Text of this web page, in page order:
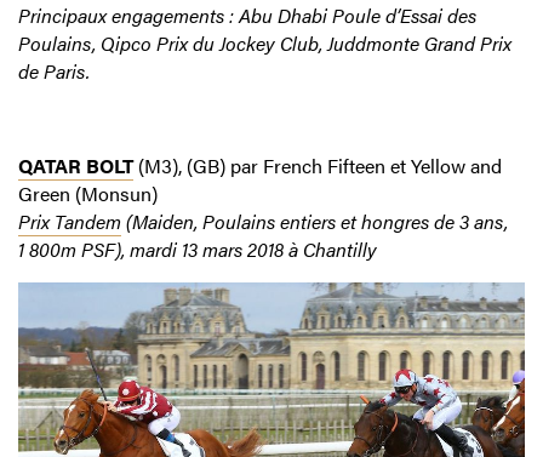
Principaux engagements : Abu Dhabi Poule d’Essai des
Poulains, Qipco Prix du Jockey Club, Juddmonte Grand Prix
de Paris.
QATAR BOLT (M3), (GB) par French Fifteen et Yellow and
Green (Monsun)
Prix Tandem(Maiden, Poulains entiers et hongres de 3 ans,
1 800m PSF), mardi 13 mars 2018 à Chantilly